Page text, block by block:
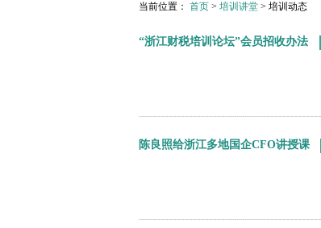
当前位置： 首页 > 培训讲堂 > 培训动态
“浙江财税培训论坛”会员招收办法
陈良照给浙江多地国企CFO讲授课